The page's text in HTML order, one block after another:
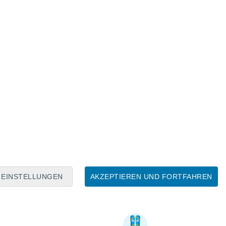
AKZEPTIEREN UND FORTFAHREN
EINSTELLUNGEN
Informationen über Alpspitz